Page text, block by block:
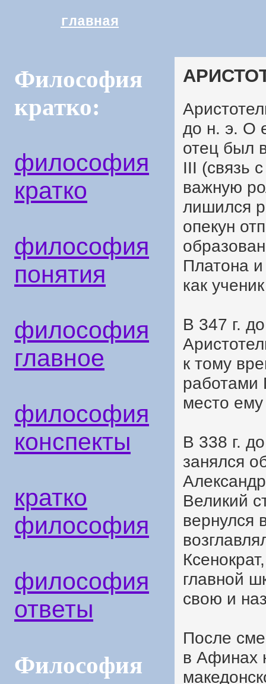
главная
Философия
кратко:
философия
кратко
философия
понятия
философия
главное
философия
конспекты
кратко
философия
философия
ответы
Философия
до н. э. О
отец был
III (связь
важную
лишился
опекун
Платона
как
В 347 г.
к тому
работами
место
В 338 г.
занялся
Великий
вернулся
главной
свою и
После
в Афинах